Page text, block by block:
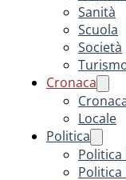
Sanità
Scuola
Società
Cronaca
Locale
Politica
Politica
Politica